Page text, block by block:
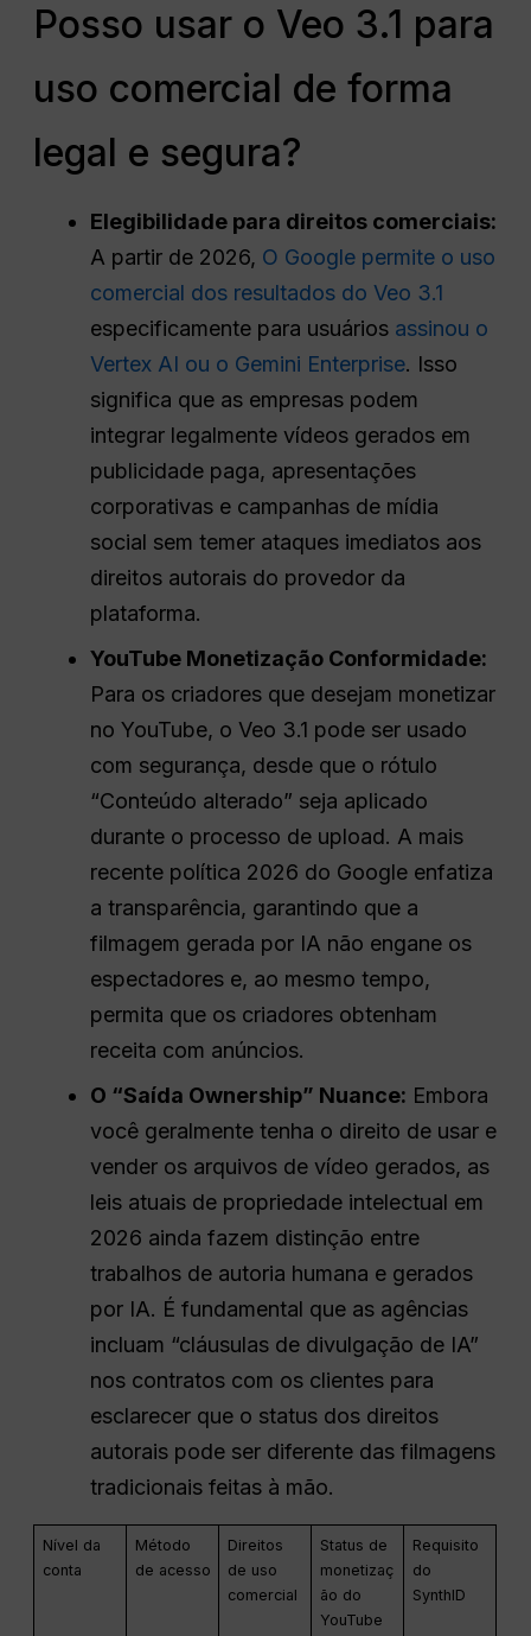
Posso usar o Veo 3.1 para
uso comercial de forma
legal e segura?
Elegibilidade para direitos comerciais:
A partir de 2026, O Google permite o uso
comercial dos resultados do Veo 3.1
especificamente para usuários assinou o
Vertex AI ou o Gemini Enterprise. Isso
significa que as empresas podem
integrar legalmente vídeos gerados em
publicidade paga, apresentações
corporativas e campanhas de mídia
social sem temer ataques imediatos aos
direitos autorais do provedor da
plataforma.
YouTube Monetização Conformidade:
Para os criadores que desejam monetizar
no YouTube, o Veo 3.1 pode ser usado
com segurança, desde que o rótulo
“Conteúdo alterado” seja aplicado
durante o processo de upload. A mais
recente política 2026 do Google enfatiza
a transparência, garantindo que a
filmagem gerada por IA não engane os
espectadores e, ao mesmo tempo,
permita que os criadores obtenham
receita com anúncios.
O “Saída Ownership” Nuance: Embora
você geralmente tenha o direito de usar e
vender os arquivos de vídeo gerados, as
leis atuais de propriedade intelectual em
2026 ainda fazem distinção entre
trabalhos de autoria humana e gerados
por IA. É fundamental que as agências
incluam “cláusulas de divulgação de IA”
nos contratos com os clientes para
esclarecer que o status dos direitos
autorais pode ser diferente das filmagens
tradicionais feitas à mão.
Nível da
conta
Método
de acesso
Direitos
de uso
comercial
Status de
monetizaç
ão do
YouTube
Requisito
do
SynthID